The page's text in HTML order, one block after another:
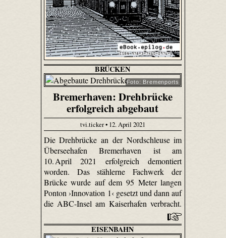
BRÜCKEN
Foto: Bremenports
Bremerhaven: Drehbrücke
erfolgreich abgebaut
tvi.ticker • 12. April 2021
Die Drehbrücke an der Nordschleuse im
Überseehafen Bremerhaven ist am
10. April 2021 erfolgreich demontiert
worden. Das stählerne Fachwerk der
Brücke wurde auf dem 95 Meter langen
Ponton ›Innovation 1‹ gesetzt und dann auf
die ABC-Insel am Kaiserhafen verbracht.
EISENBAHN